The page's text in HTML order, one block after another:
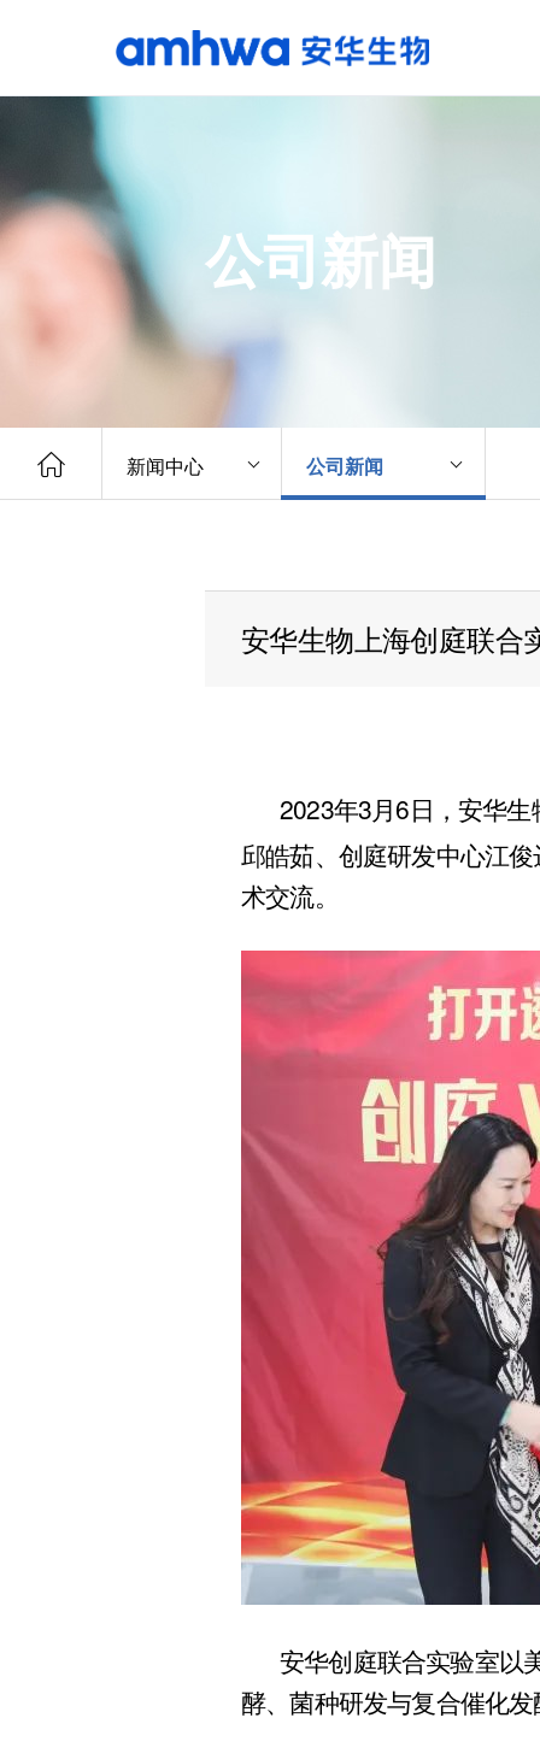
公司新闻
新闻中心 公司新闻
安华生物上海创庭联合
2023年3月6日，安华
邱皓茹、创庭研发中心江
术交流。
安华创庭联合实验室以
酵、菌种研发与复合催化